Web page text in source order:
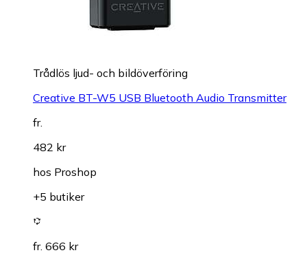
Trådlös ljud- och bildöverföring
Creative BT-W5 USB Bluetooth Audio Transmitter
fr.
482 kr
hos Proshop
+5 butiker
fr. 666 kr